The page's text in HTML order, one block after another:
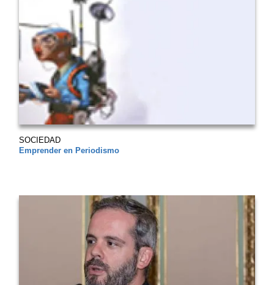
SOCIEDAD
Emprender en Periodismo